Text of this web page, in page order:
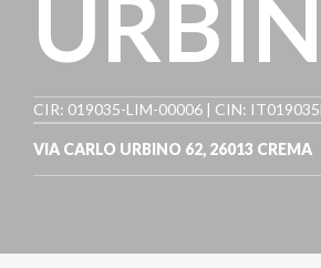
CIR: 019035-LIM-00006 | CIN:
VIA CARLO URBINO 62, 26013 CREMA